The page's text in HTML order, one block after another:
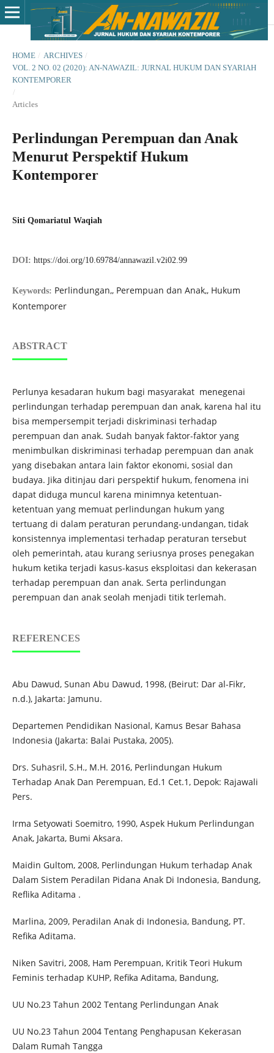
HOME / ARCHIVES /
VOL. 2 NO. 02 (2020): AN-NAWAZIL: JURNAL HUKUM DAN SYARIAH
KONTEMPORER
/
Articles
Perlindungan Perempuan dan Anak
Menurut Perspektif Hukum
Kontemporer
Siti Qomariatul Waqiah
DOI: https://doi.org/10.69784/annawazil.v2i02.99
Keywords: Perlindungan,, Perempuan dan Anak,, Hukum
Kontemporer
ABSTRACT
Perlunya kesadaran hukum bagi masyarakat menegenai
perlindungan terhadap perempuan dan anak, karena hal itu
bisa mempersempit terjadi diskriminasi terhadap
perempuan dan anak. Sudah banyak faktor-faktor yang
menimbulkan diskriminasi terhadap perempuan dan anak
yang disebakan antara lain faktor ekonomi, sosial dan
budaya. Jika ditinjau dari perspektif hukum, fenomena ini
dapat diduga muncul karena minimnya ketentuan-
ketentuan yang memuat perlindungan hukum yang
tertuang di dalam peraturan perundang-undangan, tidak
konsistennya implementasi terhadap peraturan tersebut
oleh pemerintah, atau kurang seriusnya proses penegakan
hukum ketika terjadi kasus-kasus eksploitasi dan kekerasan
terhadap perempuan dan anak. Serta perlindungan
perempuan dan anak seolah menjadi titik terlemah.
REFERENCES
Abu Dawud, Sunan Abu Dawud, 1998, (Beirut: Dar al-Fikr,
n.d.), Jakarta: Jamunu.
Departemen Pendidikan Nasional, Kamus Besar Bahasa
Indonesia (Jakarta: Balai Pustaka, 2005).
Drs. Suhasril, S.H., M.H. 2016, Perlindungan Hukum
Terhadap Anak Dan Perempuan, Ed.1 Cet.1, Depok: Rajawali
Pers.
Irma Setyowati Soemitro, 1990, Aspek Hukum Perlindungan
Anak, Jakarta, Bumi Aksara.
Maidin Gultom, 2008, Perlindungan Hukum terhadap Anak
Dalam Sistem Peradilan Pidana Anak Di Indonesia, Bandung,
Reflika Aditama .
Marlina, 2009, Peradilan Anak di Indonesia, Bandung, PT.
Refika Aditama.
Niken Savitri, 2008, Ham Perempuan, Kritik Teori Hukum
Feminis terhadap KUHP, Refika Aditama, Bandung,
UU No.23 Tahun 2002 Tentang Perlindungan Anak
UU No.23 Tahun 2004 Tentang Penghapusan Kekerasan
Dalam Rumah Tangga